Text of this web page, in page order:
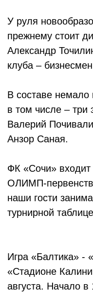
У руля
прежнему стоит
Александр
клуба –
В составе немало
в том числе – три
Валерий
Анзор Саная.
ФК «Сочи»
ОЛИМП-
наши гости
турнирной
Игра «Балтика» -
«Стадионе
августа. Начало в